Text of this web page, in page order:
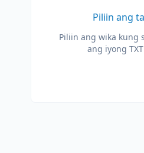
Piliin ang
Piliin ang wika kung
ang iyong